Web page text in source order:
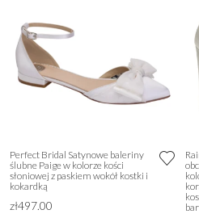
Perfect Bridal Satynowe baleriny
ślubne Paige w kolorze kości
słoniowej z paskiem wokół kostki i
kokardką
zł497.00